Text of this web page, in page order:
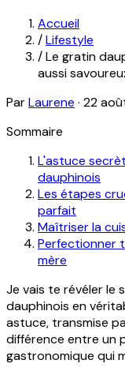
Accueil
/Lifestyle
/Le gratin
aussi
ParLaurene · 22
Sommaire
L'astuce
dauphinois
Les étapes
parfait
Maîtriser la
Perfectionner
mère
Je vais te révéler le
dauphinois en
astuce, transmise
différence entre un
gastronomique qui